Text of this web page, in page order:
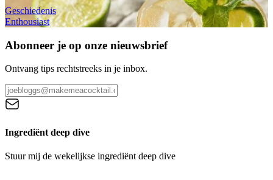
Geschiedenis
Enthousiast
Abonneer je op onze nieuwsbrief
Ontvang tips rechtstreeks in je inbox.
Ingrediënt deep dive
Stuur mij de wekelijkse ingrediënt deep dive